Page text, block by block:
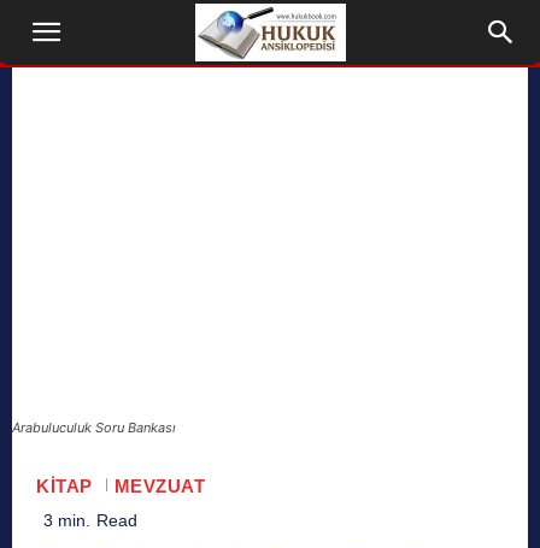
Arabuluculuk Soru Bankası
KITAP MEVZUAT
3 min. Read